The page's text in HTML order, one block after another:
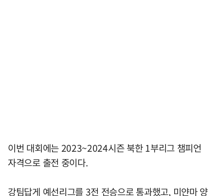
이번 대회에는 2023~2024시즌 북한 1부리그 챔피언
자격으로 출전 중이다.
강팀답게 예선리그를 3전 전승으로 통과했고, 미얀마 양